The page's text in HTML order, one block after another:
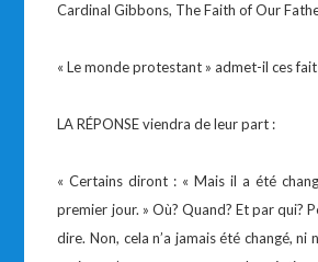
Cardinal Gibbons, The Faith of Our
« Le monde protestant » admet-il ces
LA RÉPONSE viendra de leur part :
« Certains diront : « Mais il a été
premier jour. » Où? Quand? Et par qui?
dire. Non, cela n’a jamais été changé, ni